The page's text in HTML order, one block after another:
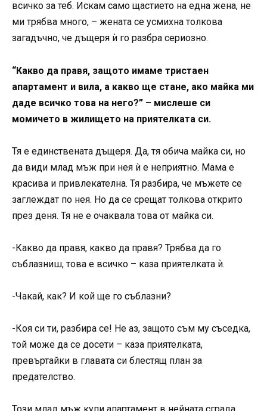
всичко за теб. Искам само щастието на една жена, не
ми трябва много, – жената се усмихна толкова
загадъчно, че дъщеря ѝ го разбра сериозно.
“Какво да правя, защото имаме тристаен
апартамент и вила, а какво ще стане, ако майка ми
даде всичко това на него?” – мислеше си
момичето в жилището на приятелката си.
Тя е единствената дъщеря. Да, тя обича майка си, но
да види млад мъж при нея ѝ е неприятно. Мама е
красива и привлекателна. Тя разбира, че мъжете се
заглеждат по нея. Но да се срещат толкова открито
през деня. Тя не е очаквала това от майка си.
-Какво да правя, какво да правя? Трябва да го
съблазниш, това е всичко – каза приятелката ѝ.
-Чакай, как? И кой ще го съблазни?
-Коя си ти, разбира се! Не аз, защото съм му съседка,
той може да се досети – каза приятелката,
превъртайки в главата си блестящ план за
предателство.